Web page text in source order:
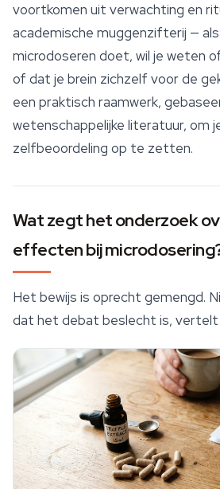
voortkomen uit verwachting en
academische muggenzifterij —
microdoseren doet, wil je weten
of dat je brein zichzelf voor de
een praktisch raamwerk,
wetenschappelijke literatuur, om
zelfbeoordeling op te zetten.
Wat zegt het onderzoek
effecten bij
Het bewijs is oprecht gemengd.
dat het debat beslecht is, vertelt